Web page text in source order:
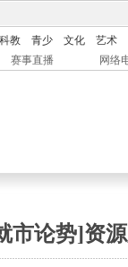
科教 青少 文化
艺术
赛事直播 网络
市论势]资